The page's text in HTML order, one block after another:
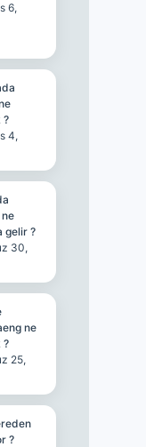
6,
?
4,
ne
gelir ?
30,
ne
?
25,
?